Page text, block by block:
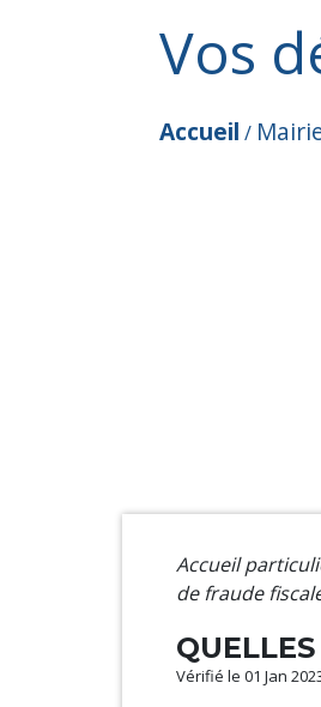
Vos
Accueil /
Accueil
de fraude
Vérifié le 01 Jan